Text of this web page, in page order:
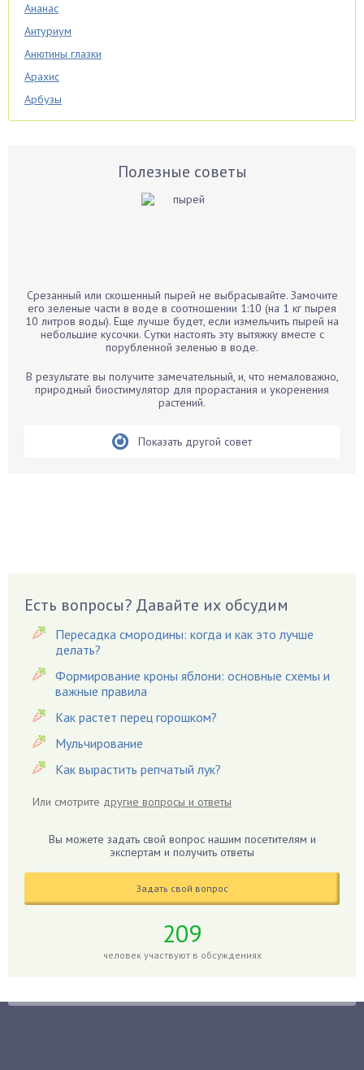
Ананас
Антуриум
Анютины глазки
Арахис
Арбузы
Аспарагус
Бархатцы
Бегония
Бирючина
Бобовые
Вредители
Гардения
Гацания
Гвоздики
Георгины
Герань
Гиацинт
Гибискус
Гладиолусы
Голубика
Груши
Полезные советы
Срезанный или скошенный пырей не выбрасывайте. Замочите
его зеленые части в воде в соотношении 1:10 (на 1 кг пырея
10 литров воды). Еще лучше будет, если измельчить пырей на
небольшие кусочки. Сутки настоять эту вытяжку вместе с
порубленной зеленью в воде.
В результате вы получите замечательный, и, что немаловажно,
природный биостимулятор для прорастания и укоренения
растений.
Показать другой совет
Есть вопросы? Давайте их обсудим
Пересадка смородины: когда и как это лучше
делать?
Формирование кроны яблони: основные схемы и
важные правила
Как растет перец горошком?
Мульчирование
Как вырастить репчатый лук?
Или смотрите другие вопросы и ответы
Вы можете задать свой вопрос нашим посетителям и
экспертам и получить ответы
Задать свой вопрос
209
человек участвуют в обсуждениях